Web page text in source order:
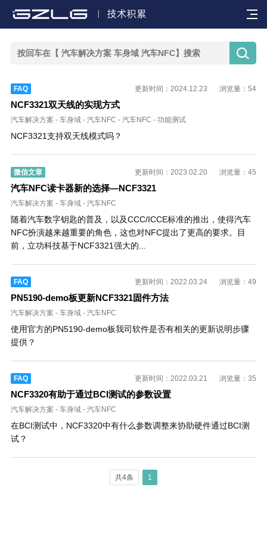


FAQ 浏览量：54
更新时间：2024.12.23
NCF3321双天线的实现方式
汽车解决方案 - 车身域 - 汽车NFC - 汽车NFC - 功能测试
NCF3321支持双天线模式吗？
微信文章 浏览量：45
更新时间：2023.02.20
汽车NFC读卡器新的选择—NCF3321
汽车解决方案 - 车身域 - 汽车NFC
随着汽车数字钥匙的普及，以及CCC/ICCE标准的推出，使得汽车
NFC扮演越来越重要的角色，这也对NFC提出了更高的要求。目
前，立功科技基于NCF3321强大的...
FAQ 浏览量：49
更新时间：2022.03.24
PN5190-demo板更新NCF3321固件方法
汽车解决方案 - 车身域 - 汽车NFC
使用官方的PN5190-demo板我司软件是否有相关的更新说明步骤
提供？
FAQ 浏览量：35
更新时间：2022.03.21
NCF3320有助于通过BCI测试的参数设置
汽车解决方案 - 车身域 - 汽车NFC
在BCI测试中，NCF3320中有什么参数调整来协助硬件通过BCI测
试？
共4条 1